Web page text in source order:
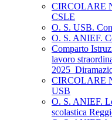
CIRCOLARE
CSLE
O. S. USB.
O. S. ANIEF.
Comparto
lavoro
CIRCOLARE
USB
O. S. ANIEF.
scolastica